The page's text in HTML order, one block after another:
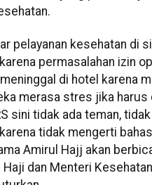
pelayanan kesehatan di
permasalahan izin
di hotel karena
merasa stres jika harus
sini tidak ada teman,
tidak mengerti
Amirul Hajj akan
dan Menteri